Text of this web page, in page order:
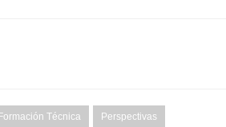
Técnica Perspectivas